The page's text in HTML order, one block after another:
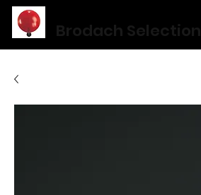
Brodach Selection